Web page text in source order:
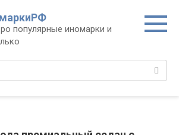
популярные иномарки и